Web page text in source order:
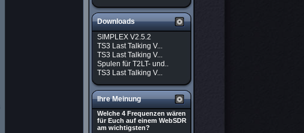
Downloads
SIMPLEX V2.5.2
TS3 Last Talking V...
TS3 Last Talking V...
Spulen für T2LT- und..
TS3 Last Talking V...
Ihre Meinung
Welche 4 Frequenzen wären
für Euch auf einem WebSDR
am wichtigsten?